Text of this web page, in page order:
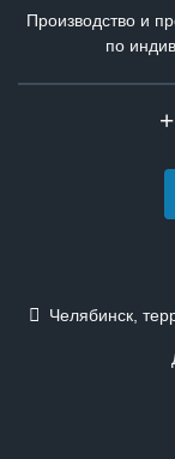
Производство и
по
Челябинск,